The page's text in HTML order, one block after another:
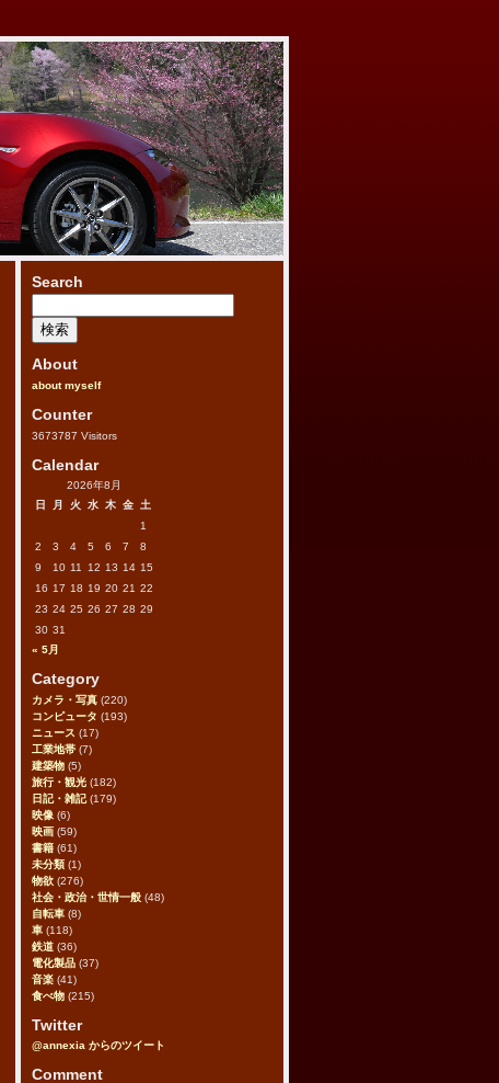
Search
索:
About
about myself
Counter
3673787 Visitors
Calendar
2026年8月
日
月 火 水 木 金
土
1
2
3 4 5 6 7
8
9
10 11 12 13 14 15
16 17 18 19 20 21 22
23 24 25 26 27 28 29
30 31
« 5月
Category
カメラ・写真 (220)
コンピュータ (193)
ニュース (17)
工業地帯 (7)
建築物 (5)
旅行・観光 (182)
日記・雑記(179)
映像 (6)
映画 (59)
書籍 (61)
未分類 (1)
物欲 (276)
社会・政治・世情一般 (48)
自転車 (8)
車 (118)
鉄道 (36)
電化製品 (37)
音楽 (41)
食べ物 (215)
Twitter
@annexia からのツイート
Comment